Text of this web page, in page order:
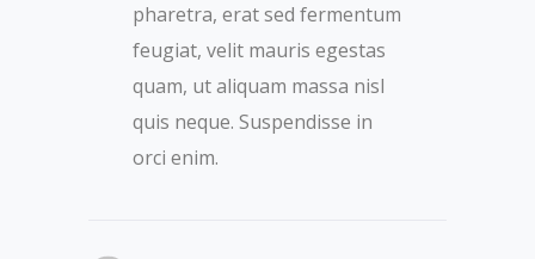
pharetra, erat sed fermentum
feugiat, velit mauris egestas
quam, ut aliquam massa nisl
quis neque. Suspendisse in
orci enim.